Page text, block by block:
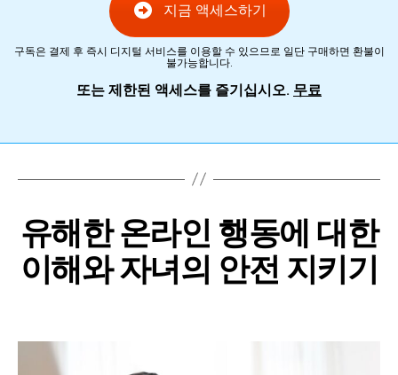
지금 액세스하기
구독은 결제 후 즉시 디지털 서비스를 이용할 수 있으므로 일단 구매하면 환불이
불가능합니다.
또는 제한된 액세스를 즐기십시오. 무료
유해한 온라인 행동에 대한
이해와 자녀의 안전 지키기